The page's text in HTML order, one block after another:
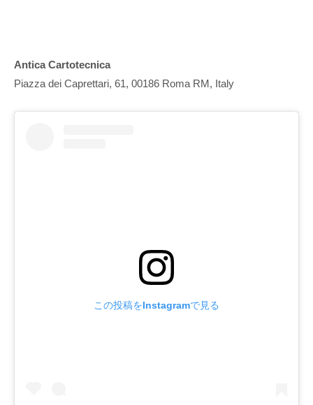
Antica Cartotecnica
Piazza dei Caprettari, 61, 00186 Roma RM, Italy
この投稿をInstagramで見る